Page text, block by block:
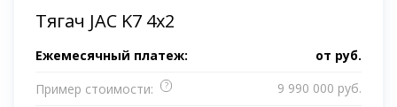
Тягач JAC K7 4x2
Ежемесячный платеж: от руб.
Пример стоимости:
?
9 990 000 руб.